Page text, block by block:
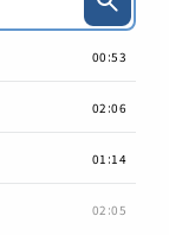
00:53
02:06
01:14
02:05